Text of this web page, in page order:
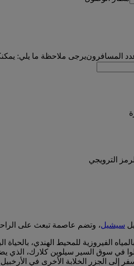
المسافرونيرجى ملاحظة ما يلي:
الترويجي
سيشيل، وتضم عاصمة تبعث على
الفيروزية للمحيط الهندي، بالحياة
في سوق السير سيلوين كلارك،
إلى الجزر الخلابة الأخرى في